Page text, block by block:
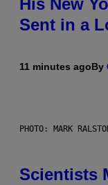
His New
Sent in a
11 minutes agoBy
PHOTO: MARK
Scientists